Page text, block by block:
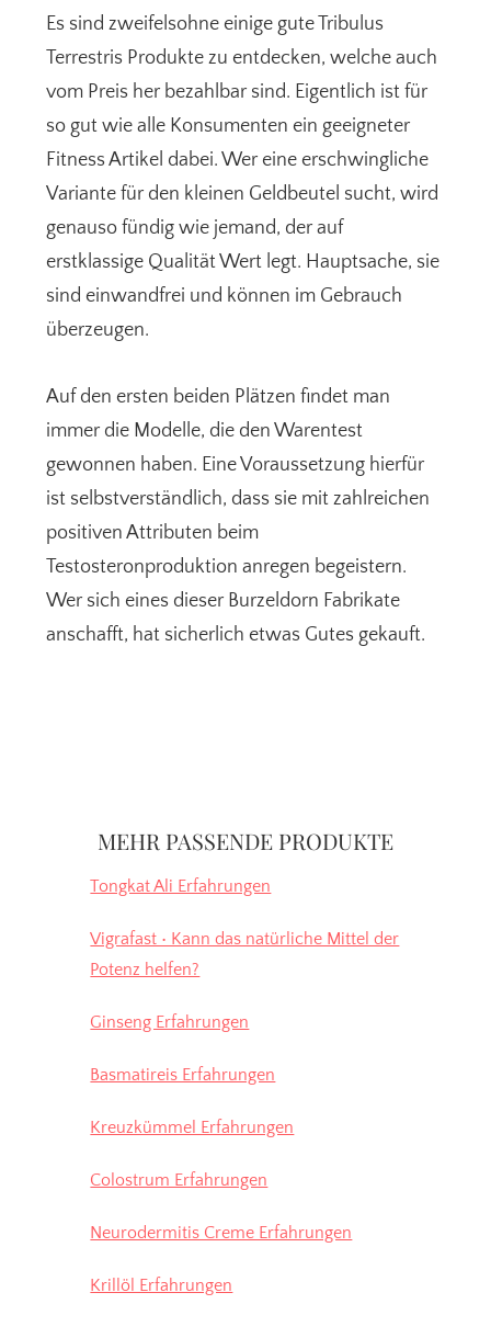
Es sind zweifelsohne einige gute Tribulus
Terrestris Produkte zu entdecken, welche auch
vom Preis her bezahlbar sind. Eigentlich ist für
so gut wie alle Konsumenten ein geeigneter
Fitness Artikel dabei. Wer eine erschwingliche
Variante für den kleinen Geldbeutel sucht, wird
genauso fündig wie jemand, der auf
erstklassige Qualität Wert legt. Hauptsache, sie
sind einwandfrei und können im Gebrauch
überzeugen.
Auf den ersten beiden Plätzen findet man
immer die Modelle, die den Warentest
gewonnen haben. Eine Voraussetzung hierfür
ist selbstverständlich, dass sie mit zahlreichen
positiven Attributen beim
Testosteronproduktion anregen begeistern.
Wer sich eines dieser Burzeldorn Fabrikate
anschafft, hat sicherlich etwas Gutes gekauft.
MEHR PASSENDE PRODUKTE
Tongkat Ali Erfahrungen
Vigrafast • Kann das natürliche Mittel der
Potenz helfen?
Ginseng Erfahrungen
Basmatireis Erfahrungen
Kreuzkümmel Erfahrungen
Colostrum Erfahrungen
Neurodermitis Creme Erfahrungen
Krillöl Erfahrungen